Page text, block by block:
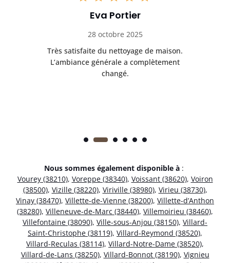
Eva Portier
28 octobre 2025
Très satisfaite du nettoyage de maison.
L’ambiance générale a complètement
changé.
Nous sommes également disponible à :
Vourey (38210), Voreppe (38340), Voissant (38620), Voiron
(38500), Vizille (38220), Viriville (38980), Virieu (38730),
Vinay (38470), Villette-de-Vienne (38200), Villette-d’Anthon
(38280), Villeneuve-de-Marc (38440), Villemoirieu (38460),
Villefontaine (38090), Ville-sous-Anjou (38150), Villard-
Saint-Christophe (38119), Villard-Reymond (38520),
Villard-Reculas (38114), Villard-Notre-Dame (38520),
Villard-de-Lans (38250), Villard-Bonnot (38190), Vignieu